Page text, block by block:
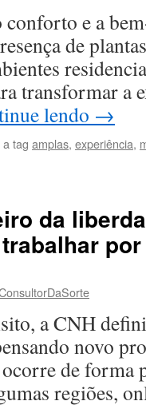
e a
de
transformar a
lendo →
tag amplas, experiência,
da
a CNH
novo
de forma
regiões,